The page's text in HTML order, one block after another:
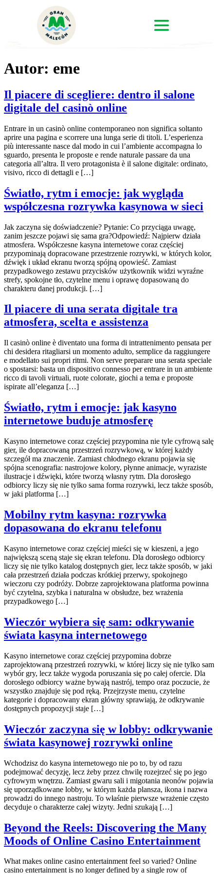
Autor: eme
Il piacere di scegliere: dentro il salone
digitale del casinò online
Entrare in un casinò online contemporaneo non significa soltanto
aprire una pagina e scorrere una lunga serie di titoli. L’esperienza
più interessante nasce dal modo in cui l’ambiente accompagna lo
sguardo, presenta le proposte e rende naturale passare da una
categoria all’altra. Il vero protagonista è il salone digitale: ordinato,
visivo, ricco di dettagli e […]
Światło, rytm i emocje: jak wygląda
współczesna rozrywka kasynowa w sieci
Jak zaczyna się doświadczenie? Pytanie: Co przyciąga uwagę,
zanim jeszcze pojawi się sama gra?Odpowiedź: Najpierw działa
atmosfera. Współczesne kasyna internetowe coraz częściej
przypominają dopracowane przestrzenie rozrywki, w których kolor,
dźwięk i układ ekranu tworzą spójną opowieść. Zamiast
przypadkowego zestawu przycisków użytkownik widzi wyraźne
strefy, spokojne tło, czytelne menu i oprawę dopasowaną do
charakteru danej produkcji. […]
Il piacere di una serata digitale tra
atmosfera, scelta e assistenza
Il casinò online è diventato una forma di intrattenimento pensata per
chi desidera ritagliarsi un momento adulto, semplice da raggiungere
e modellato sui propri ritmi. Non serve preparare una serata speciale
o spostarsi: basta un dispositivo connesso per entrare in un ambiente
ricco di tavoli virtuali, ruote colorate, giochi a tema e proposte
ispirate all’eleganza […]
Światło, rytm i emocje: jak kasyno
internetowe buduje atmosferę
Kasyno internetowe coraz częściej przypomina nie tyle cyfrową salę
gier, ile dopracowaną przestrzeń rozrywkową, w której każdy
szczegół ma znaczenie. Zamiast chłodnego ekranu pojawia się
spójna scenografia: nastrojowe kolory, płynne animacje, wyraziste
ilustracje i dźwięki, które tworzą własny rytm. Dla dorosłego
odbiorcy liczy się nie tylko sama forma rozrywki, lecz także sposób,
w jaki platforma […]
Mobilny rytm kasyna: rozrywka
dopasowana do ekranu telefonu
Kasyno internetowe coraz częściej mieści się w kieszeni, a jego
największą sceną staje się ekran telefonu. Dla dorosłego odbiorcy
liczy się nie tylko katalog dostępnych gier, lecz także sposób, w jaki
cała przestrzeń działa podczas krótkiej przerwy, spokojnego
wieczoru czy podróży. Dobrze zaprojektowana platforma powinna
być czytelna, szybka i naturalna w obsłudze, bez wrażenia
przypadkowego […]
Wieczór wybiera się sam: odkrywanie
świata kasyna internetowego
Kasyno internetowe coraz częściej przypomina dobrze
zaprojektowaną przestrzeń rozrywki, w której liczy się nie tylko sam
wybór gry, lecz także wygoda poruszania się po całej ofercie. Dla
dorosłego odbiorcy ważne bywają nastrój, tempo oraz poczucie, że
wszystko znajduje się pod ręką. Przejrzyste menu, czytelne
kategorie i dopracowany ekran główny sprawiają, że odkrywanie
dostępnych propozycji staje […]
Wieczór zaczyna się w lobby: odkrywanie
świata kasynowej rozrywki online
Wchodzisz do kasyna internetowego nie po to, by od razu
podejmować decyzję, lecz żeby przez chwilę rozejrzeć się po jego
cyfrowym wnętrzu. Zamiast gwaru sali i migotania neonów pojawia
się uporządkowane lobby, w którym każda plansza, ikona i nazwa
prowadzi do innego nastroju. To właśnie pierwsze wrażenie często
decyduje o charakterze całej wizyty. Jedni szukają […]
Beyond the Reels: Discovering the Many
Moods of Online Casino Entertainment
What makes online casino entertainment feel so varied? Online
casino entertainment is no longer defined by a single row of